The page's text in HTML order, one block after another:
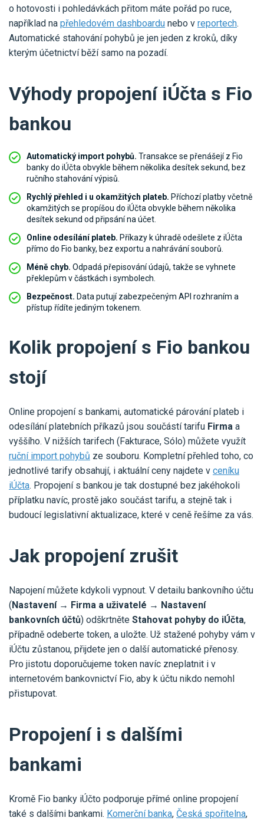
o hotovosti i pohledávkách přitom máte pořád po ruce,
například na přehledovém dashboardu nebo v reportech.
Automatické stahování pohybů je jen jeden z kroků, díky
kterým účetnictví běží samo na pozadí.
Výhody propojení iÚčta s Fio
bankou
Automatický import pohybů. Transakce se přenášejí z Fio
banky do iÚčta obvykle během několika desítek sekund, bez
ručního stahování výpisů.
Rychlý přehled i u okamžitých plateb. Příchozí platby včetně
okamžitých se propíšou do iÚčta obvykle během několika
desítek sekund od připsání na účet.
Online odesílání plateb. Příkazy k úhradě odešlete z iÚčta
přímo do Fio banky, bez exportu a nahrávání souborů.
Méně chyb. Odpadá přepisování údajů, takže se vyhnete
překlepům v částkách i symbolech.
Bezpečnost. Data putují zabezpečeným API rozhraním a
přístup řídíte jediným tokenem.
Kolik propojení s Fio bankou
stojí
Online propojení s bankami, automatické párování plateb i
odesílání platebních příkazů jsou součástí tarifu Firma a
vyššího. V nižších tarifech (Fakturace, Sólo) můžete využít
ruční import pohybů ze souboru. Kompletní přehled toho, co
jednotlivé tarify obsahují, i aktuální ceny najdete v ceníku
iÚčta. Propojení s bankou je tak dostupné bez jakéhokoli
příplatku navíc, prostě jako součást tarifu, a stejně tak i
budoucí legislativní aktualizace, které v ceně řešíme za vás.
Jak propojení zrušit
Napojení můžete kdykoli vypnout. V detailu bankovního účtu
(Nastavení → Firma a uživatelé → Nastavení
bankovních účtů) odškrtněte Stahovat pohyby do iÚčta,
případně odeberte token, a uložte. Už stažené pohyby vám v
iÚčtu zůstanou, přijdete jen o další automatické přenosy.
Pro jistotu doporučujeme token navíc zneplatnit i v
internetovém bankovnictví Fio, aby k účtu nikdo nemohl
přistupovat.
Propojení i s dalšími
bankami
Kromě Fio banky iÚčto podporuje přímé online propojení
také s dalšími bankami. Komerční banka, Česká spořitelna,